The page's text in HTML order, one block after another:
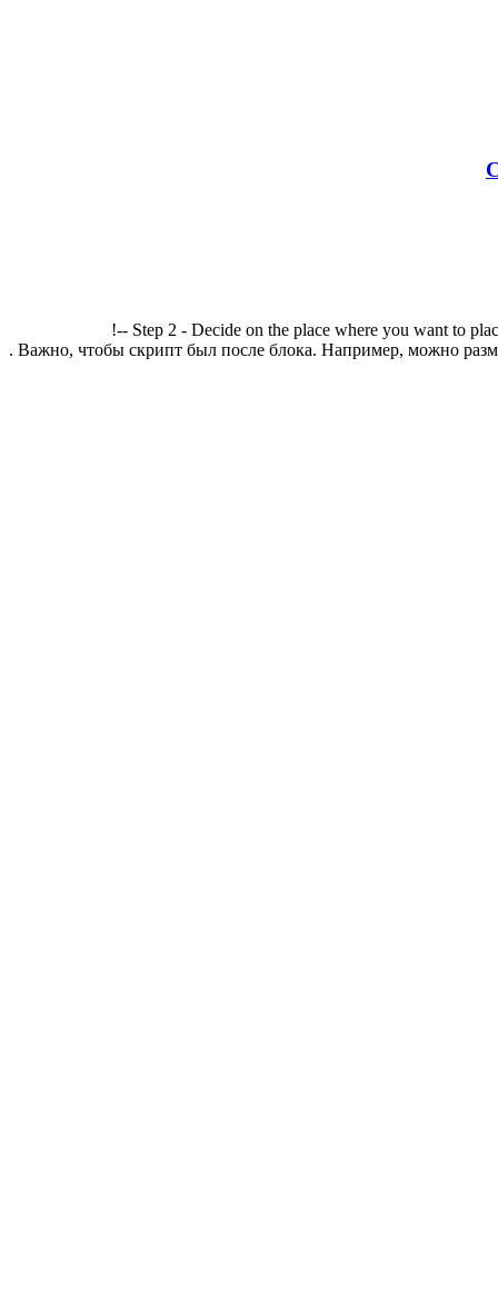
!-- Step 2 - Decide on the place where you want to
. Важно, чтобы скрипт был после блока. Например, можно